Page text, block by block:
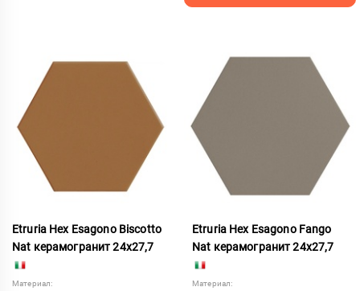
Etruria Hex Esagono Biscotto
Nat керамогранит 24x27,7
Материал:
Etruria Hex Esagono Fango
Nat керамогранит 24x27,7
Материал: